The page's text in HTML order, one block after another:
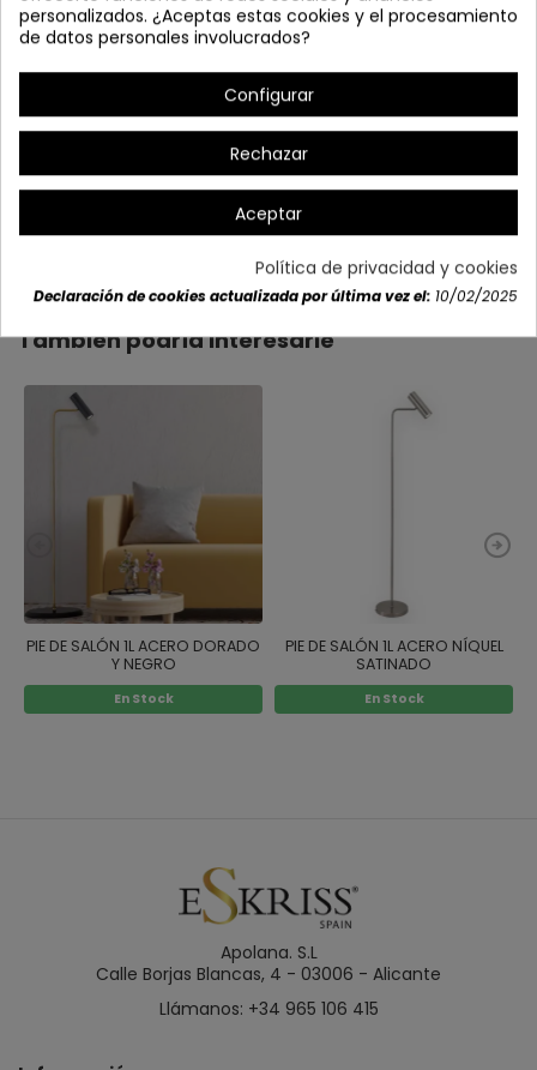
Detalles del producto
También podría interesarle
PIE DE SALÓN 1L ACERO DORADO
Y NEGRO
En Stock
PIE DE SALÓN 1L ACERO NÍQUEL
SATINADO
En Stock
Apolana. S.L
Calle Borjas Blancas, 4 - 03006 - Alicante
Llámanos: +34 965 106 415
personalizados. ¿Aceptas estas cookies y el procesamiento
de datos personales involucrados?
Configurar
Rechazar
Aceptar
Política de privacidad y cookies
Declaración de cookies actualizada por última vez el: 10/02/2025